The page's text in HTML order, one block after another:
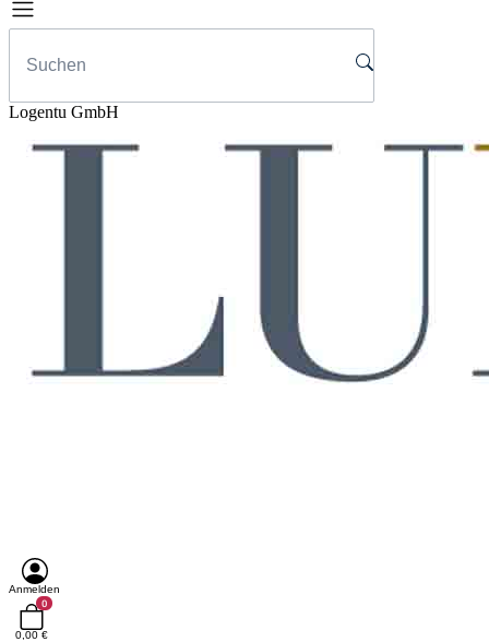
Logentu GmbH
Anmelden
0
0,00 €